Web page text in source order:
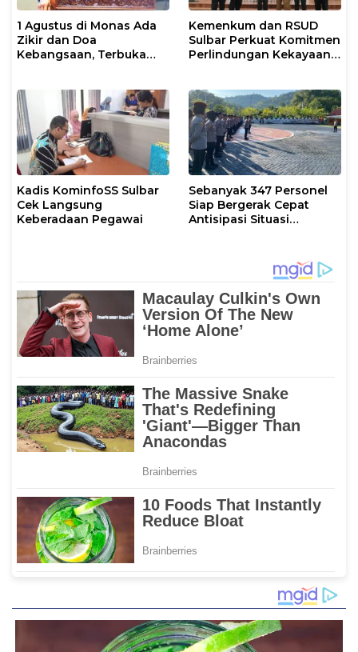
1 Agustus di Monas Ada
Zikir dan Doa
Kebangsaan, Terbuka
Kemenkum dan RSUD
Sulbar Perkuat Komitmen
Perlindungan Kekayaan
Kadis KominfoSS Sulbar
Cek Langsung
Keberadaan Pegawai
Sebanyak 347 Personel
Siap Bergerak Cepat
Antisipasi Situasi